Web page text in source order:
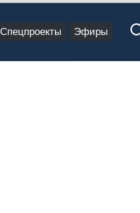
Спецпроекты Эфиры